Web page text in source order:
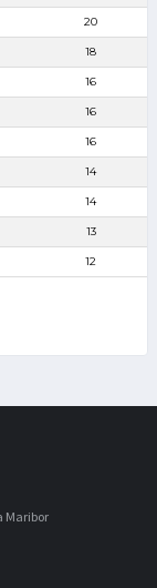
20
18
16
16
16
14
14
13
12
Maribor